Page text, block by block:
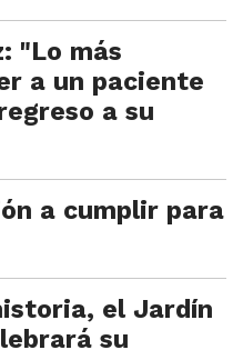
"Lo más
a un paciente
a su
a cumplir para
el Jardín
su